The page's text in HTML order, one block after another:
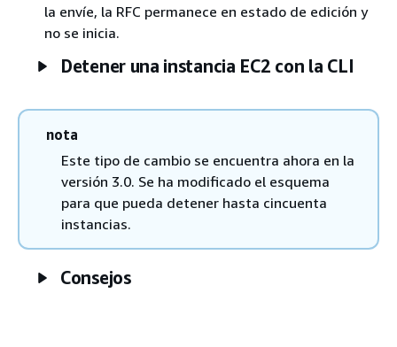
la envíe, la RFC permanece en estado de edición y
no se inicia.
Detener una instancia EC2 con la CLI
nota
Este tipo de cambio se encuentra ahora en la
versión 3.0. Se ha modificado el esquema
para que pueda detener hasta cincuenta
instancias.
Consejos